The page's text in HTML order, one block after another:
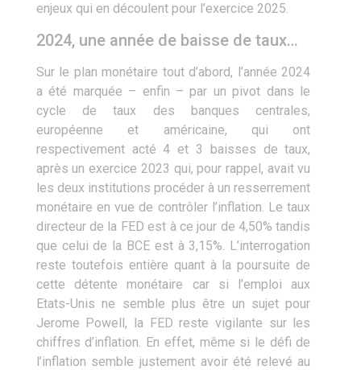
enjeux qui en découlent pour l’exercice 2025.
2024, une année de baisse de taux…
Sur le plan monétaire tout d’abord, l’année 2024
a été marquée – enfin ­– par un pivot dans le
cycle de taux des banques centrales,
européenne et américaine, qui ont
respectivement acté 4 et 3 baisses de taux,
après un exercice 2023 qui, pour rappel, avait vu
les deux institutions procéder à un resserrement
monétaire en vue de contrôler l’inflation. Le taux
directeur de la FED est à ce jour de 4,50% tandis
que celui de la BCE est à 3,15%. L’interrogation
reste toutefois entière quant à la poursuite de
cette détente monétaire car si l’emploi aux
Etats-Unis ne semble plus être un sujet pour
Jerome Powell, la FED reste vigilante sur les
chiffres d’inflation. En effet, même si le défi de
l’inflation semble justement avoir été relevé au